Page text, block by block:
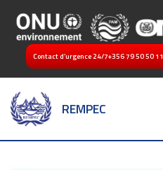
Contact d’urgence 24/7+356 79 50 50 11
REMPEC